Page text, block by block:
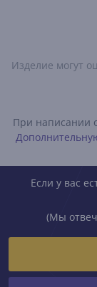
Изделие могут
При написании
Если у вас
(Мы